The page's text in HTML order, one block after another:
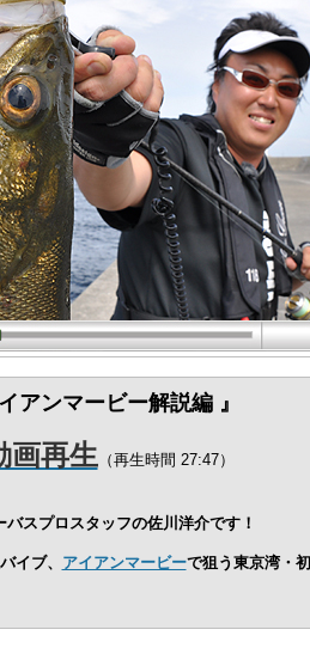
イアンマービー解説編 』
再生（再生時間 27:47）
スプロスタッフの佐川洋介です！
イブ、 アイアンマービーで狙う東京湾・